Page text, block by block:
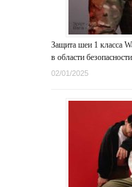
Защита шеи 1 класса
в области безопасности
02/01/2025